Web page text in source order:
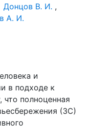
Донцов В. И. ,
А. И.
и
в подходе к
полноценная
(ЗС)